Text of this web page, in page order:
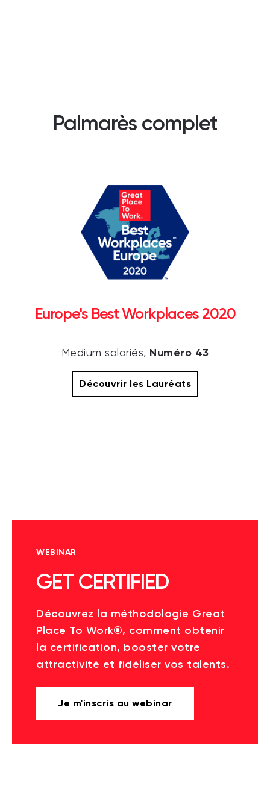
Palmarès complet
Europe's Best Workplaces 2020
Medium salariés, Numéro 43
Découvrir les Lauréats
WEBINAR
GET CERTIFIED
Découvrez la méthodologie Great
Place To Work®, comment obtenir
la certification, booster votre
attractivité et fidéliser vos talents.
Je m'inscris au webinar